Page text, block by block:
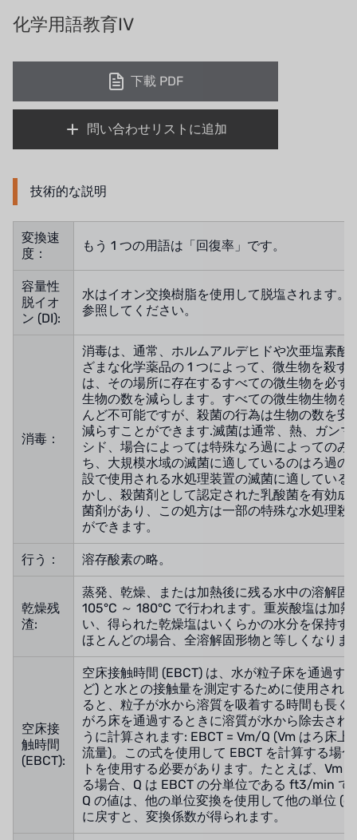
義大利AQUA
アイデックスUSA
エマーソン、アメリカ
アメリカンペンテア
SIEMENSドイツ
アメリカのプルサフィーダー
タイHAYCARB
フランスSUNTEC
UK PUROLITE
日本のNOP
日本オリンピック
日本勝浦
BRAHMA、イタリア
鷺宮
ハネウェル
アズビル（山武）
オルトレマーレ
NIPCON
トロコイド
お問い合わせ
リクルートリセラーフォーム
化学用語教育IV
下載 PDF
問い合わせリストに追加
技術的な説明
変換速
度：
もう 1 つの用語は「回復率」です。
容量性
脱イオ
ン (DI):
水はイオン交換樹脂を使用して脱塩されます。
参照してください。
消毒：
消毒は、通常、ホルムアルデヒドや次亜塩素酸
ざまな化学薬品の 1 つによって、微生物を殺す
は、その場所に存在するすべての微生物を必ず
生物の数を減らします。すべての微生物生物を
んど不可能ですが、殺菌の行為は生物の数を安
減らすことができます.滅菌は通常、熱、ガン
シド、場合によっては特殊なろ過によってのみ
ち、大規模水域の滅菌に適しているのはろ過の
設で使用される水処理装置の滅菌に適している
かし、殺菌剤として認定された乳酸菌を有効成
菌剤があり、この処方は一部の特殊な水処理殺
ができます。
行う： 溶存酸素の略。
乾燥残
渣:
蒸発、乾燥、または加熱後に残る水中の溶解固
105°C ～ 180°C で行われます。重炭酸塩は加
い、得られた乾燥塩はいくらかの水分を保持す
ほとんどの場合、全溶解固形物と等しくなりま
空床接
触時間
(EBCT):
空床接触時間 (EBCT) は、水が粒子床を通過す
ど) と水との接触量を測定するために使用され
ると、粒子が水から溶質を吸着する時間も長く
がろ床を通過するときに溶質が水から除去され
うに計算されます: EBCT = Vm/Q (Vm はろ床上
流量)。この式を使用して EBCT を計算する場
トを使用する必要があります。たとえば、Vm
る場合、Q は EBCT の分単位である ft3/min で
Q の値は、他の単位変換を使用して他の単位
に戻すと、変換係数が得られます。